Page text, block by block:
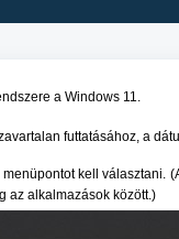
a Windows 11.
futtatásához, a
kell választani.
az alkalmazások között.)